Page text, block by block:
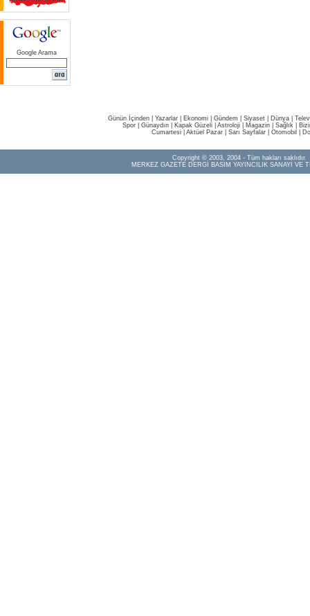
Google Arama
Günün İçinden Yazarlar Ekonomi Gündem Siyaset Dünya |
Spor
Günaydın Kapak Güzeli Astroloji Magazin Sağlık
Cumartesi| Aktüel Pazar| Sarı Sayfalar| Otomobil
Copyright © 2003, 2004 - Tüm hakları saklıdır.
MERKEZ GAZETE DERGİ BASIM YAYINCILIK SANAYİ VE